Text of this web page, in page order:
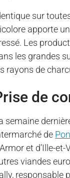
sur
apporte
Les
les grandes
rayons de
de
semaine
de
et d’Ille-
viandes
responsable